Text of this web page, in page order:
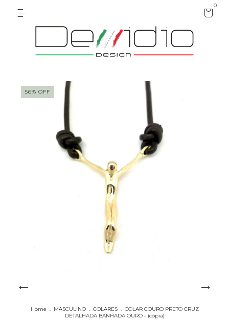
0
56% OFF
Home . MASCULINO . COLARES . COLAR COURO PRETO CRUZ
DETALHADA BANHADA OURO - (cópia)